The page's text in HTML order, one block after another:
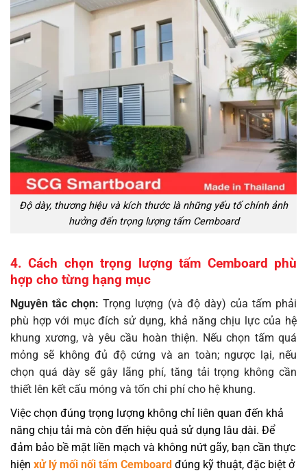
Độ dày, thương hiệu và kích thước là những yếu tố chính ảnh
hưởng đến trọng lượng tấm Cemboard
4. Cách chọn trọng lượng tấm Cemboard phù
hợp cho từng hạng mục
Nguyên tắc chọn: Trọng lượng (và độ dày) của tấm phải
phù hợp với mục đích sử dụng, khả năng chịu lực của hệ
khung xương, và yêu cầu hoàn thiện. Nếu chọn tấm quá
mỏng sẽ không đủ độ cứng và an toàn; ngược lại, nếu
chọn quá dày sẽ gây lãng phí, tăng tải trọng không cần
thiết lên kết cấu móng và tốn chi phí cho hệ khung.
Việc chọn đúng trọng lượng không chỉ liên quan đến khả
năng chịu tải mà còn đến hiệu quả sử dụng lâu dài. Để
đảm bảo bề mặt liền mạch và không nứt gãy, bạn cần thực
hiện xử lý mối nối tấm Cemboard đúng kỹ thuật, đặc biệt ở